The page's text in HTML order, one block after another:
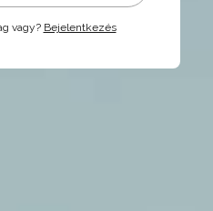
vagy? Bejelentkezés